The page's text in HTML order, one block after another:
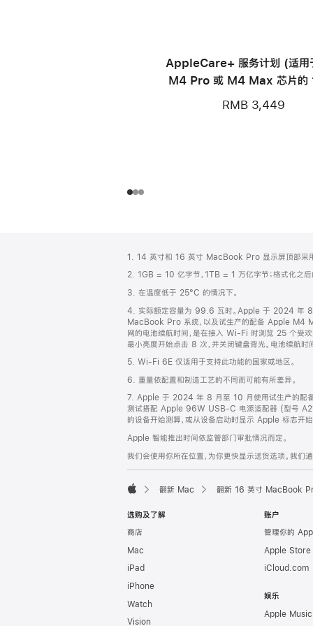
AppleCare+ 服务计划 (适用
M4 Pro 或 M4 Max 芯片的
RMB 3,449
页
脚
注
1. 14 英寸和 16 英寸 MacBook Pro 显示屏顶部采用
2. 1GB = 10 亿字节，1TB = 1 万亿字节；格式化之后
3. 在温度低于 25°C 的情况下。
4. 实际额定容量为 99.6 瓦时。Apple 于 2024 年
MacBook Pro 系统，以及试生产的配备 Apple M4
网的电池续航时间，是在接入 Wi-Fi 时浏览 25 个受
最小亮度开始点击 8 次，并关闭键盘背光。电池续航
5. Wi-Fi 6E 仅适用于支持此功能的国家或地区。
6. 重量依配置和制造工艺的不同而可能有所差异。
7. Apple 于 2024 年 8 月至 10 月使用试生产的配
测试搭配 Apple 96W USB-C 电源适配器 (型号
的设备开始测算，或从设备启动时显示 Apple 标志开
Apple 智能推出时间依监管部门审批情况而定。
我们会使用你所在位置，为你更快显示送货选项。我
翻新 Mac 翻新 16 英寸 MacBook
选购及了解
商店
Mac
iPad
iPhone
Watch
Vision
账户
管理你的
Apple Store
iCloud.com
娱乐
Apple Music